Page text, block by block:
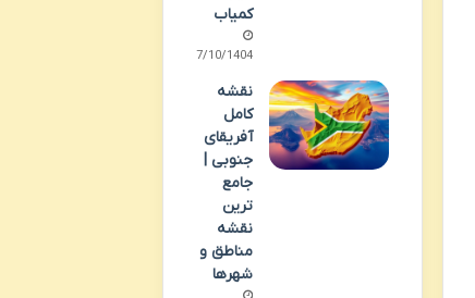
کمیاب
07/10/1404
نقشه
کامل
آفریقای
جنوبی |
جامع
ترین
نقشه
مناطق و
شهرها